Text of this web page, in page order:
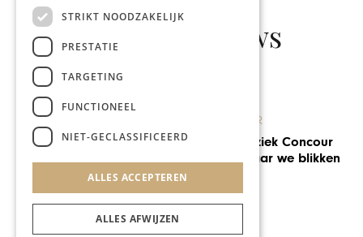
Gerelateerd nieuws
KUNST & CULTUUR
Overweldigende
belangstelling voor The
Addams Family
STRIKT NOODZAKELIJK
PRESTATIE
TARGETING
FUNCTIONEEL
NIET-GECLASSIFICEERD
ALLES ACCEPTEREN
ALLES AFWIJZEN